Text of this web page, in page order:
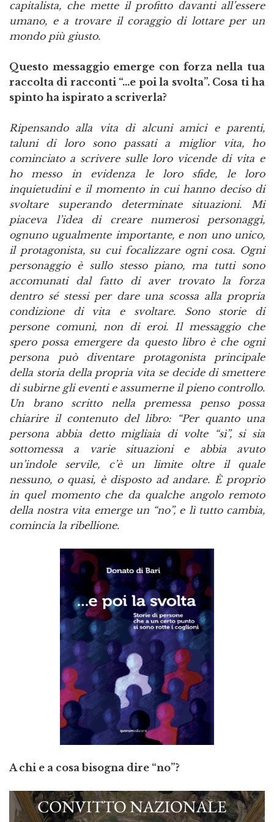
capitalista, che mette il profitto davanti all’essere
umano, e a trovare il coraggio di lottare per un
mondo più giusto.
Questo messaggio emerge con forza nella tua
raccolta di racconti “…e poi la svolta”. Cosa ti ha
spinto ha ispirato a scriverla?
Ripensando alla vita di alcuni amici e parenti,
taluni di loro sono passati a miglior vita, ho
cominciato a scrivere sulle loro vicende di vita e
ho messo in evidenza le loro sfide, le loro
inquietudini e il momento in cui hanno deciso di
svoltare superando determinate situazioni. Mi
piaceva l’idea di creare numerosi personaggi,
ognuno ugualmente importante, e non uno unico,
il protagonista, su cui focalizzare ogni cosa. Ogni
personaggio è sullo stesso piano, ma tutti sono
accomunati dal fatto di aver trovato la forza
dentro sé stessi per dare una scossa alla propria
condizione di vita e svoltare. Sono storie di
persone comuni, non di eroi. Il messaggio che
spero possa emergere da questo libro è che ogni
persona può diventare protagonista principale
della storia della propria vita se decide di smettere
di subirne gli eventi e assumerne il pieno controllo.
Un brano scritto nella premessa penso possa
chiarire il contenuto del libro: “Per quanto una
persona abbia detto migliaia di volte “sì”, si sia
sottomessa a varie situazioni e abbia avuto
un’indole servile, c’è un limite oltre il quale
nessuno, o quasi, è disposto ad andare. È proprio
in quel momento che da qualche angolo remoto
della nostra vita emerge un “no”, e lì tutto cambia,
comincia la ribellione.
A chi e a cosa bisogna dire “no”?